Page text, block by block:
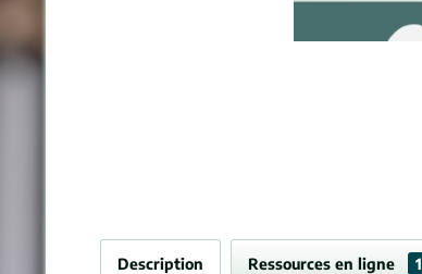
Description Ressources en ligne 1